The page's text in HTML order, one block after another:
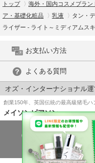
トップ 海外・国内コスメブラン
ア・基礎化粧品
乳液
タン・
ライザー - ライト～ミディアムス
お支払い方法
よくある質問
オズ・インターナショナル運
創業150年、英国伝統の最高級猪毛ハ
メイソンピアソン
特商法に基づく表示 プラ
ご利